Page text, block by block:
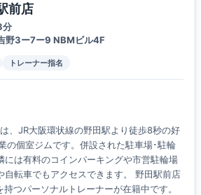
前店
分
野3ー7ー9 NBMビル4F
トレーナー指名
、JR大阪環状線の野田駅より徒歩8秒の好
の個室ジムです。併設された駐車場･駐輪
には有料のコインパーキングや市営駐輪場
自転車でもアクセスできます。 野田駅前店
つパーソナルトレーナーが在籍中です。